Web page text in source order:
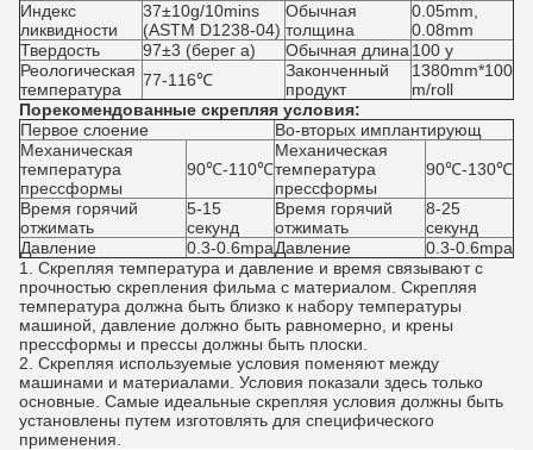
Индекс
ликвидности
37±10g/10mins
(ASTM D1238-04)
Обычная
толщина
0.05mm,
0.08mm
Твердость
97±3 (берег a) Обычная длина 100 y
Реологическая
температура
77-116℃
Законченный
продукт
1380mm*100
m/roll
Порекомендованные скрепляя условия:
Первое слоение
Во-вторых имплантирующ
Механическая
температура
прессформы
90℃-110℃
Механическая
температура
прессформы
90℃-130℃
Время горячий
отжимать
5-15
секунд
Время горячий
отжимать
8-25
секунд
Давление
0.3-0.6mpaДавление
0.3-0.6mpa
1. Скрепляя температура и давление и время связывают с
прочностью скрепления фильма с материалом. Скрепляя
температура должна быть близко к набору температуры
машиной, давление должно быть равномерно, и крены
прессформы и прессы должны быть плоски.
2. Скрепляя используемые условия поменяют между
машинами и материалами. Условия показали здесь только
основные. Самые идеальные скрепляя условия должны быть
установлены путем изготовлять для специфического
применения.